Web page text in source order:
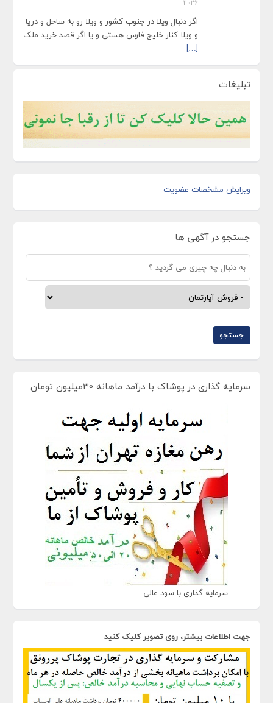
2026
اگر دنبال ویلا در جنوب کشور و ویلا رو به ساحل و دریا
و ویلا کنار خلیج فارس هستی و یا اگر قصد خرید ملک
[…]
تبلیغات
ویرایش مشخصات عضویت
جستجو در آگهی ها
سرمایه گذاری در پوشاک با درآمد ماهانه 30میلیون تومان
سرمایه گذاری با سود عالی
جهت اطلاعات بیشتر، روی تصویر کلیک کنید